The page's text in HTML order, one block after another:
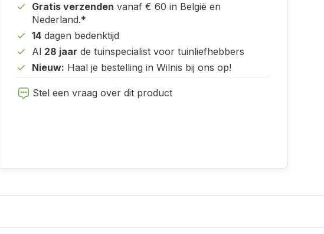
Gratis verzenden vanaf € 60 in België en
Nederland.*
14 dagen bedenktijd
Al 28 jaar de tuinspecialist voor tuinliefhebbers
Nieuw: Haal je bestelling in Wilnis bij ons op!
Stel een vraag over dit product